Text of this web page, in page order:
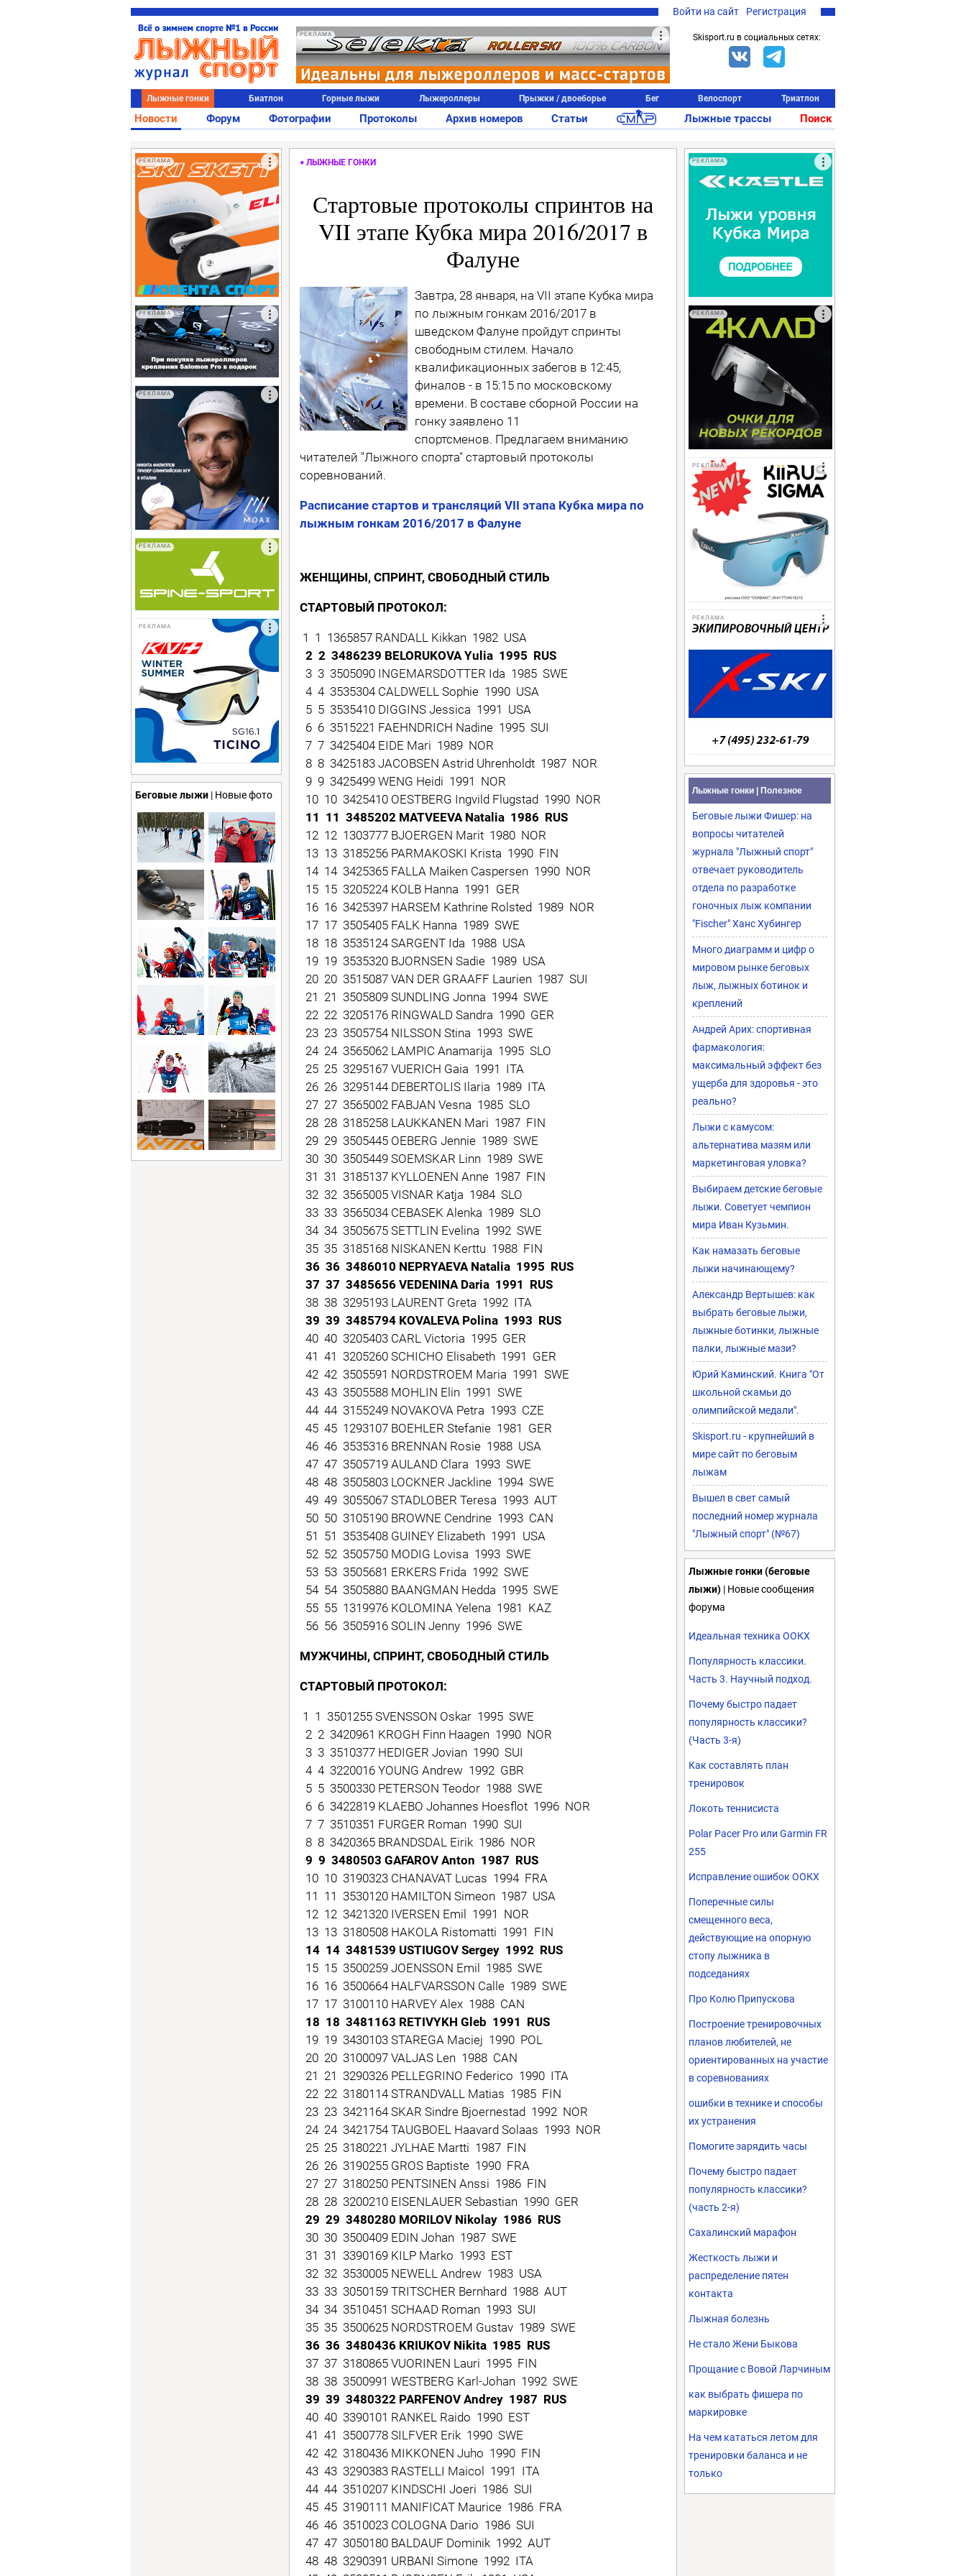
Войти на сайт Регистрация
РЕКЛАМА Skisport.ru в социальных сетях:
Лыжные гонки Биатлон Горные лыжи Лыжероллеры Прыжки / двоеборье Бег Велоспорт Триатлон
Новости Форум Фотографии Протоколы Архив номеров Статьи Лыжные трассы Поиск
РЕКЛАМА
РЕКЛАМА
РЕКЛАМА
РЕКЛАМА
РЕКЛАМА
Беговые лыжи | Новые фото
ЛЫЖНЫЕ ГОНКИ
Стартовые протоколы спринтов на
VII этапе Кубка мира 2016/2017 в
Фалуне
Завтра, 28 января, на VII этапе Кубка мира
по лыжным гонкам 2016/2017 в
шведском Фалуне пройдут спринты
свободным стилем. Начало
квалификационных забегов в 12:45,
финалов - в 15:15 по московскому
времени. В составе сборной России на
гонку заявлено 11
спортсменов. Предлагаем вниманию
читателей "Лыжного спорта" стартовый протоколы
соревнований.
Расписание стартов и трансляций VII этапа Кубка мира по
лыжным гонкам 2016/2017 в Фалуне
ЖЕНЩИНЫ, СПРИНТ, СВОБОДНЫЙ СТИЛЬ
СТАРТОВЫЙ ПРОТОКОЛ:
1 1 1365857 RANDALL Kikkan 1982 USA
2 2 3486239 BELORUKOVA Yulia 1995 RUS
3 3 3505090 INGEMARSDOTTER Ida 1985 SWE
4 4 3535304 CALDWELL Sophie 1990 USA
5 5 3535410 DIGGINS Jessica 1991 USA
6 6 3515221 FAEHNDRICH Nadine 1995 SUI
7 7 3425404 EIDE Mari 1989 NOR
8 8 3425183 JACOBSEN Astrid Uhrenholdt 1987 NOR
9 9 3425499 WENG Heidi 1991 NOR
10 10 3425410 OESTBERG Ingvild Flugstad 1990 NOR
11 11 3485202 MATVEEVA Natalia 1986 RUS
12 12 1303777 BJOERGEN Marit 1980 NOR
13 13 3185256 PARMAKOSKI Krista 1990 FIN
14 14 3425365 FALLA Maiken Caspersen 1990 NOR
15 15 3205224 KOLB Hanna 1991 GER
16 16 3425397 HARSEM Kathrine Rolsted 1989 NOR
17 17 3505405 FALK Hanna 1989 SWE
18 18 3535124 SARGENT Ida 1988 USA
19 19 3535320 BJORNSEN Sadie 1989 USA
20 20 3515087 VAN DER GRAAFF Laurien 1987 SUI
21 21 3505809 SUNDLING Jonna 1994 SWE
22 22 3205176 RINGWALD Sandra 1990 GER
23 23 3505754 NILSSON Stina 1993 SWE
24 24 3565062 LAMPIC Anamarija 1995 SLO
25 25 3295167 VUERICH Gaia 1991 ITA
26 26 3295144 DEBERTOLIS Ilaria 1989 ITA
27 27 3565002 FABJAN Vesna 1985 SLO
28 28 3185258 LAUKKANEN Mari 1987 FIN
29 29 3505445 OEBERG Jennie 1989 SWE
30 30 3505449 SOEMSKAR Linn 1989 SWE
31 31 3185137 KYLLOENEN Anne 1987 FIN
32 32 3565005 VISNAR Katja 1984 SLO
33 33 3565034 CEBASEK Alenka 1989 SLO
34 34 3505675 SETTLIN Evelina 1992 SWE
35 35 3185168 NISKANEN Kerttu 1988 FIN
36 36 3486010 NEPRYAEVA Natalia 1995 RUS
37 37 3485656 VEDENINA Daria 1991 RUS
38 38 3295193 LAURENT Greta 1992 ITA
39 39 3485794 KOVALEVA Polina 1993 RUS
40 40 3205403 CARL Victoria 1995 GER
41 41 3205260 SCHICHO Elisabeth 1991 GER
42 42 3505591 NORDSTROEM Maria 1991 SWE
43 43 3505588 MOHLIN Elin 1991 SWE
44 44 3155249 NOVAKOVA Petra 1993 CZE
45 45 1293107 BOEHLER Stefanie 1981 GER
46 46 3535316 BRENNAN Rosie 1988 USA
47 47 3505719 AULAND Clara 1993 SWE
48 48 3505803 LOCKNER Jackline 1994 SWE
49 49 3055067 STADLOBER Teresa 1993 AUT
50 50 3105190 BROWNE Cendrine 1993 CAN
51 51 3535408 GUINEY Elizabeth 1991 USA
52 52 3505750 MODIG Lovisa 1993 SWE
53 53 3505681 ERKERS Frida 1992 SWE
54 54 3505880 BAANGMAN Hedda 1995 SWE
55 55 1319976 KOLOMINA Yelena 1981 KAZ
56 56 3505916 SOLIN Jenny 1996 SWE
МУЖЧИНЫ, СПРИНТ, СВОБОДНЫЙ СТИЛЬ
СТАРТОВЫЙ ПРОТОКОЛ:
1 1 3501255 SVENSSON Oskar 1995 SWE
2 2 3420961 KROGH Finn Haagen 1990 NOR
3 3 3510377 HEDIGER Jovian 1990 SUI
4 4 3220016 YOUNG Andrew 1992 GBR
5 5 3500330 PETERSON Teodor 1988 SWE
6 6 3422819 KLAEBO Johannes Hoesflot 1996 NOR
7 7 3510351 FURGER Roman 1990 SUI
8 8 3420365 BRANDSDAL Eirik 1986 NOR
9 9 3480503 GAFAROV Anton 1987 RUS
10 10 3190323 CHANAVAT Lucas 1994 FRA
11 11 3530120 HAMILTON Simeon 1987 USA
12 12 3421320 IVERSEN Emil 1991 NOR
13 13 3180508 HAKOLA Ristomatti 1991 FIN
14 14 3481539 USTIUGOV Sergey 1992 RUS
15 15 3500259 JOENSSON Emil 1985 SWE
16 16 3500664 HALFVARSSON Calle 1989 SWE
17 17 3100110 HARVEY Alex 1988 CAN
18 18 3481163 RETIVYKH Gleb 1991 RUS
19 19 3430103 STAREGA Maciej 1990 POL
20 20 3100097 VALJAS Len 1988 CAN
21 21 3290326 PELLEGRINO Federico 1990 ITA
22 22 3180114 STRANDVALL Matias 1985 FIN
23 23 3421164 SKAR Sindre Bjoernestad 1992 NOR
24 24 3421754 TAUGBOEL Haavard Solaas 1993 NOR
25 25 3180221 JYLHAE Martti 1987 FIN
26 26 3190255 GROS Baptiste 1990 FRA
27 27 3180250 PENTSINEN Anssi 1986 FIN
28 28 3200210 EISENLAUER Sebastian 1990 GER
29 29 3480280 MORILOV Nikolay 1986 RUS
30 30 3500409 EDIN Johan 1987 SWE
31 31 3390169 KILP Marko 1993 EST
32 32 3530005 NEWELL Andrew 1983 USA
33 33 3050159 TRITSCHER Bernhard 1988 AUT
34 34 3510451 SCHAAD Roman 1993 SUI
35 35 3500625 NORDSTROEM Gustav 1989 SWE
36 36 3480436 KRIUKOV Nikita 1985 RUS
37 37 3180865 VUORINEN Lauri 1995 FIN
38 38 3500991 WESTBERG Karl-Johan 1992 SWE
39 39 3480322 PARFENOV Andrey 1987 RUS
40 40 3390101 RANKEL Raido 1990 EST
41 41 3500778 SILFVER Erik 1990 SWE
42 42 3180436 MIKKONEN Juho 1990 FIN
43 43 3290383 RASTELLI Maicol 1991 ITA
44 44 3510207 KINDSCHI Joeri 1986 SUI
45 45 3190111 MANIFICAT Maurice 1986 FRA
46 46 3510023 COLOGNA Dario 1986 SUI
47 47 3050180 BALDAUF Dominik 1992 AUT
48 48 3290391 URBANI Simone 1992 ITA
РЕКЛАМА
РЕКЛАМА
РЕКЛАМА
РЕКЛАМА
Лыжные гонки | Полезное
Беговые лыжи Фишер: на
вопросы читателей
журнала "Лыжный спорт"
отвечает руководитель
отдела по разработке
гоночных лыж компании
"Fischer" Ханс Хубингер
Много диаграмм и цифр о
мировом рынке беговых
лыж, лыжных ботинок и
креплений
Андрей Арих: спортивная
фармакология:
максимальный эффект без
ущерба для здоровья - это
реально?
Лыжи с камусом:
альтернатива мазям или
маркетинговая уловка?
Выбираем детские беговые
лыжи. Советует чемпион
мира Иван Кузьмин.
Как намазать беговые
лыжи начинающему?
Александр Вертышев: как
выбрать беговые лыжи,
лыжные ботинки, лыжные
палки, лыжные мази?
Юрий Каминский. Книга "От
школьной скамьи до
олимпийской медали".
Skisport.ru - крупнейший в
мире сайт по беговым
лыжам
Вышел в свет самый
последний номер журнала
"Лыжный спорт" (№67)
Лыжные гонки (беговые
лыжи) | Новые сообщения
форума
Идеальная техника ООКХ
Популярность классики.
Часть 3. Научный подход.
Почему быстро падает
популярность классики?
(Часть 3-я)
Как составлять план
тренировок
Локоть теннисиста
Polar Pacer Pro или Garmin FR
255
Исправление ошибок ООКХ
Поперечные силы
смещенного веса,
действующие на опорную
стопу лыжника в
подседаниях
Про Колю Припускова
Построение тренировочных
планов любителей, не
ориентированных на участие
в соревнованиях
ошибки в технике и способы
их устранения
Помогите зарядить часы
Почему быстро падает
популярность классики?
(часть 2-я)
Сахалинский марафон
Жесткость лыжи и
распределение пятен
контакта
Лыжная болезнь
Не стало Жени Быкова
Прощание с Вовой Ларчиным
как выбрать фишера по
маркировке
На чем кататься летом для
тренировки баланса и не
только